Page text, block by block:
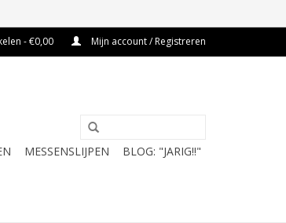
- €0,00 Mijn account / Registreren
MESSENSLIJPEN BLOG: "JARIG!!"